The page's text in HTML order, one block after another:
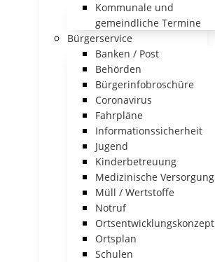
Kommunale und
gemeindliche Termine
Bürgerservice
Banken / Post
Behörden
Bürgerinfobroschüre
Coronavirus
Fahrpläne
Informationssicherheit
Jugend
Kinderbetreuung
Medizinische Versorgung
Müll / Wertstoffe
Notruf
Ortsentwicklungskonzept
Ortsplan
Schulen